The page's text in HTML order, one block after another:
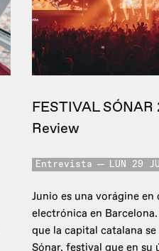
FESTIVAL
Review
Entrevista LUN 29
Junio es una vorágine en
electrónica en
que la capital catalana
Sónar, festival que en